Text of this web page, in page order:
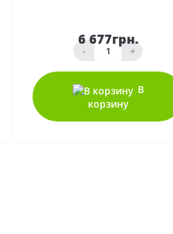
6 677грн.
- +
В
корзину